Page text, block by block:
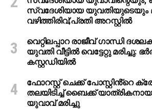
സ്വദേശിയായ യുവതിയുടെയും
വഴിത്തിരിവ്;പ്രതി അറസ്റ്റില്‍
വെറ്റിലപ്പാറ രാജീവ് ഗാന്ധി
യുവതി വീട്ടിൽ വെട്ടേറ്റു മരിച്ചു:
കസ്റ്റഡിയിൽ
ഫോറസ്റ്റ് ചെക്ക് പോസ്റ്റിൻ്റെ
തലയിടിച്ച് ബൈക്ക്
യുവാവ് മരിച്ചു